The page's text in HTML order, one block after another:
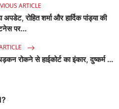
ARTICLE
रोहित शर्मा और हार्दिक पांड्या की
पर...
रोकने से हाईकोर्ट का इंकार, दुष्कर्म ...